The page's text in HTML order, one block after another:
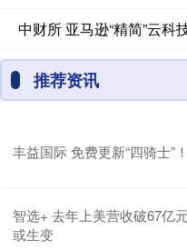
中财所 亚马逊“精简”云科
推荐资讯
丰益国际 免费更新“四骑士”
智选+ 去年上美营收破67亿
或生变